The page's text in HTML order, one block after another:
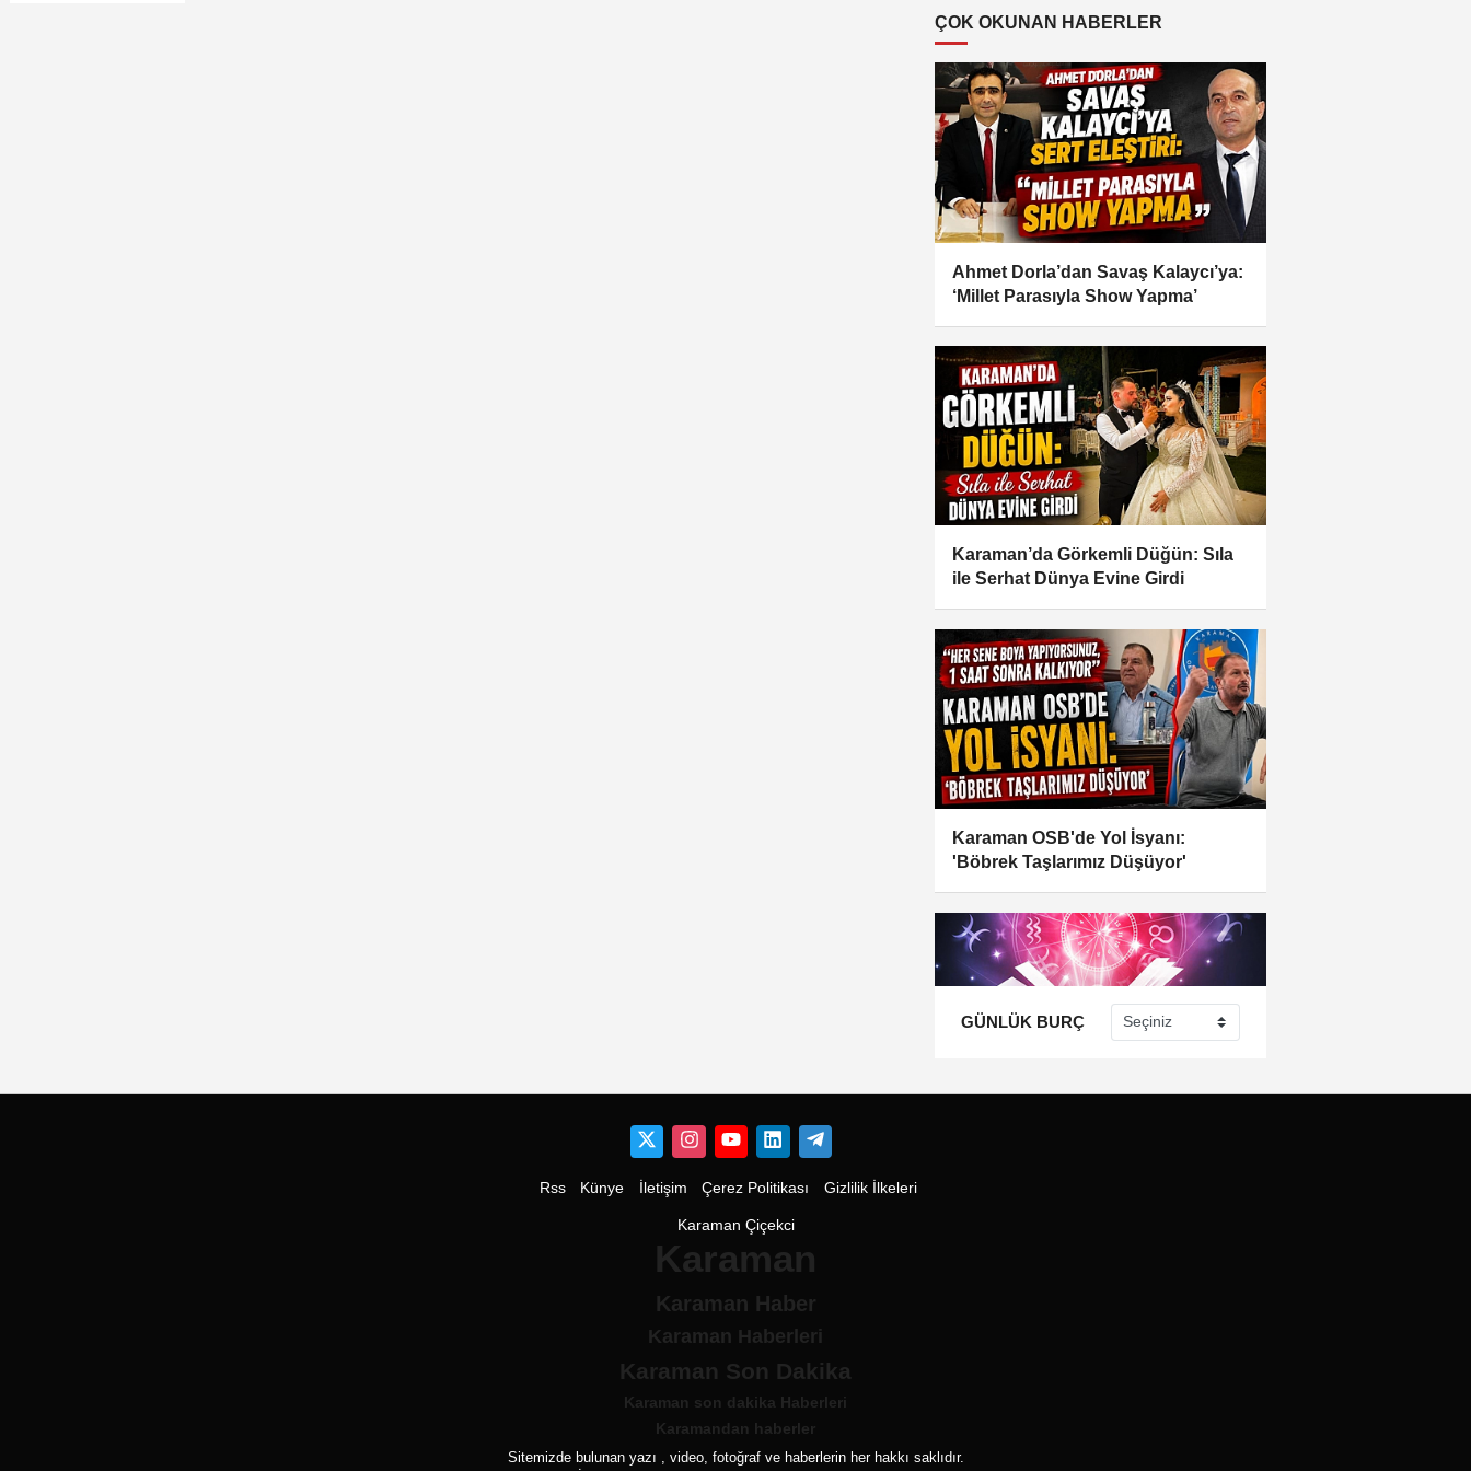
ÇOK OKUNAN HABERLER
Ahmet Dorla’dan Savaş Kalaycı’ya:
‘Millet Parasıyla Show Yapma’
Karaman’da Görkemli Düğün: Sıla
ile Serhat Dünya Evine Girdi
Karaman OSB'de Yol İsyanı:
'Böbrek Taşlarımız Düşüyor'
GÜNLÜK BURÇ
Rss Künye İletişim Çerez Politikası Gizlilik İlkeleri
Karaman Çiçekci
Karaman
Karaman Haber
Karaman Haberleri
Karaman Son Dakika
Karaman son dakika Haberleri
Karamandan haberler
Sitemizde bulunan yazı , video, fotoğraf ve haberlerin her hakkı saklıdır.